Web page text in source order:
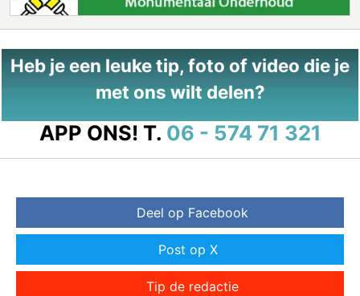
Heb je een leuke tip, foto of video die je
met ons wilt delen?
APP ONS! T. 06 - 574 71 321
Deel op Facebook
Post op X
Tip de redactie